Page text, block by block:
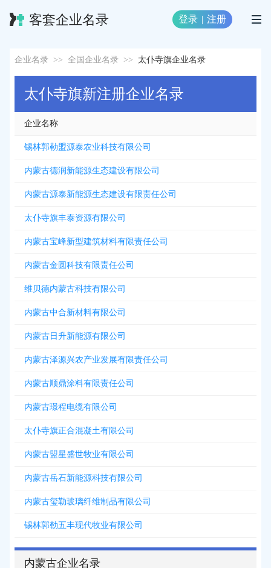
客套企业名录 登录 | 注册
企业名录 >> 全国企业名录 >> 太仆寺旗企业名录
太仆寺旗新注册企业名录
企业名称
锡林郭勒盟源泰农业科技有限公司
内蒙古德润新能源生态建设有限公司
内蒙古源泰新能源生态建设有限责任公司
太仆寺旗丰泰资源有限公司
内蒙古宝峰新型建筑材料有限责任公司
内蒙古金圆科技有限责任公司
维贝德内蒙古科技有限公司
内蒙古中合新材料有限公司
内蒙古日升新能源有限公司
内蒙古泽源兴农产业发展有限责任公司
内蒙古顺鼎涂料有限责任公司
内蒙古璟程电缆有限公司
太仆寺旗正合混凝土有限公司
内蒙古盟星盛世牧业有限公司
内蒙古岳石新能源科技有限公司
内蒙古玺勒玻璃纤维制品有限公司
锡林郭勒五丰现代牧业有限公司
内蒙古企业名录